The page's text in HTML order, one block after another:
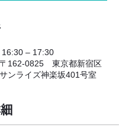
– 17:30
162-0825 東京都新宿区
ンライズ神楽坂401号室